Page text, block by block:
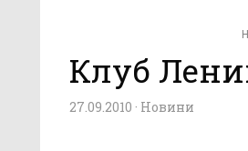
Клуб
27.09.2010 · Новини